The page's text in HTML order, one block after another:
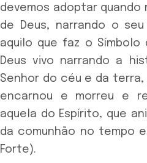
devemos adoptar quando
de Deus, narrando o
aquilo que faz o
Deus vivo narrando a
Senhor do céu e da terra,
encarnou e morreu e
aquela do Espírito, que
da comunhão no tempo
Forte).